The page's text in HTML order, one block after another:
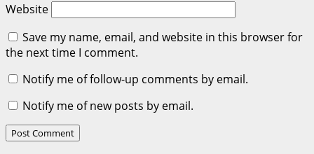
Website
Save my name, email, and website in this browser for
the next time I comment.
Notify me of follow-up comments by email.
Notify me of new posts by email.